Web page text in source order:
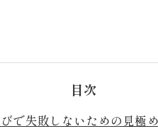
目次
で失敗しないための見極